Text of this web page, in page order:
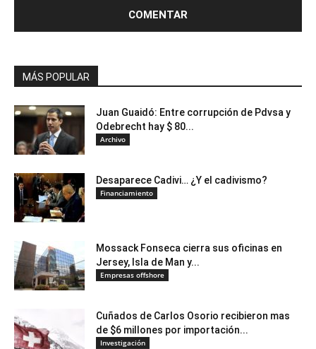
MÁS POPULAR
Juan Guaidó: Entre corrupción de Pdvsa y
Odebrecht hay $ 80...
Archivo
Desaparece Cadivi… ¿Y el cadivismo?
Financiamiento
Mossack Fonseca cierra sus oficinas en
Jersey, Isla de Man y...
Empresas offshore
Cuñados de Carlos Osorio recibieron mas
de $6 millones por importación...
Investigación